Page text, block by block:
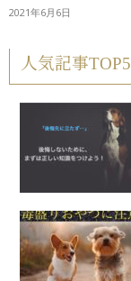
2021年6月6日
人気記事TOP5